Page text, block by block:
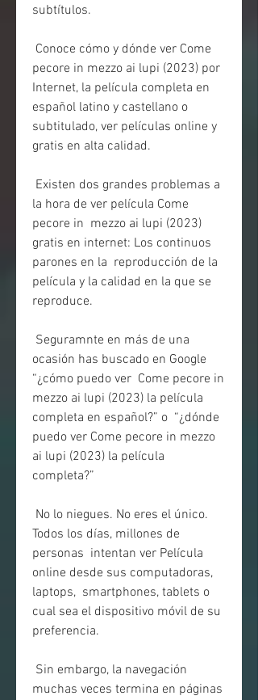
subtítulos.
pecore in mezzo ai lupi (2023) por
Internet, la película completa en
español latino y castellano o
subtitulado, ver películas online y
gratis en alta calidad.
la hora de ver película Come
pecore in  mezzo ai lupi (2023)
gratis en internet: Los continuos
parones en la  reproducción de la
película y la calidad en la que se
reproduce.
ocasión has buscado en Google
“¿cómo puedo ver  Come pecore in
mezzo ai lupi (2023) la película
completa en español?” o  “¿dónde
puedo ver Come pecore in mezzo
ai lupi (2023) la película
completa?”
Todos los días, millones de
personas  intentan ver Película
online desde sus computadoras,
laptops,  smartphones, tablets o
cual sea el dispositivo móvil de su
preferencia.
muchas veces termina en páginas